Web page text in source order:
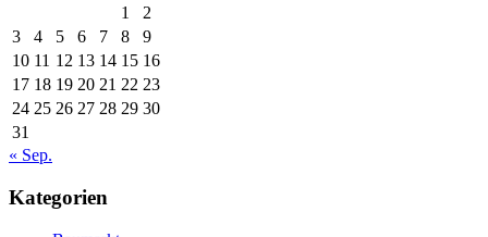
1
2
3
4 5 6 7 8
9
10 11 12 13 14 15 16
17 18 19 20 21 22 23
24 25 26 27 28 29 30
31
« Sep.
Kategorien